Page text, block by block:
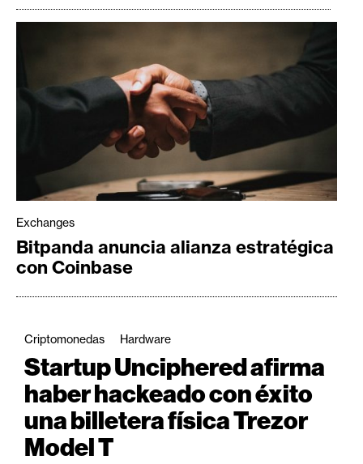
Exchanges
Bitpanda anuncia alianza estratégica
con Coinbase
Criptomonedas Hardware
Startup Unciphered afirma
haber hackeado con éxito
una billetera física Trezor
Model T